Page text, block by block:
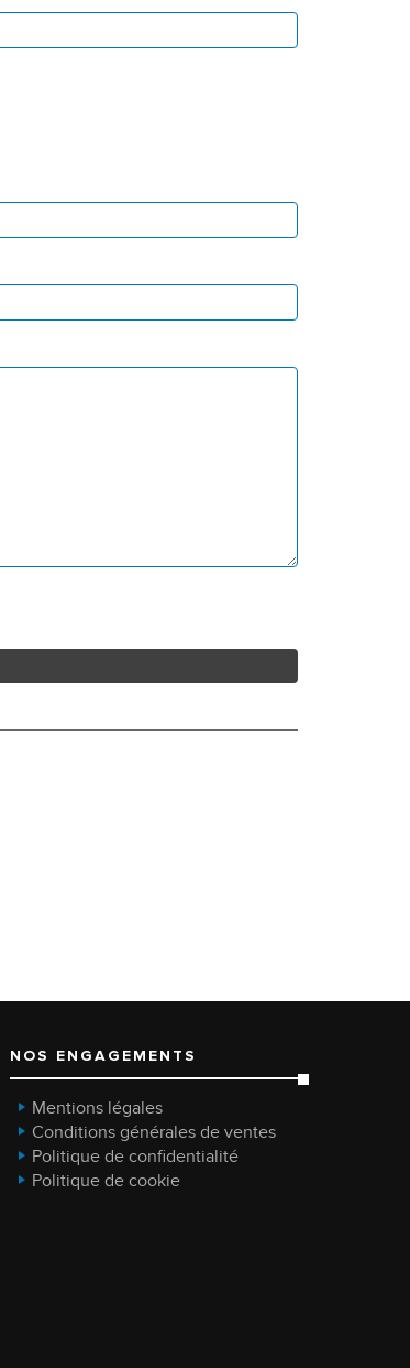
NOS ENGAGEMENTS
Mentions légales
Conditions générales de ventes
Politique de confidentialité
Politique de cookie